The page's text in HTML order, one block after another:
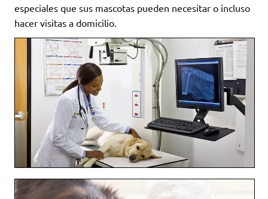
especiales que sus mascotas pueden necesitar o incluso
hacer visitas a domicilio.